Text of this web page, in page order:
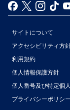
サイトについて
アクセシビリティ方
利用規約
個人情報保護方針
個人番号及び特定個
プライバシーポリシー